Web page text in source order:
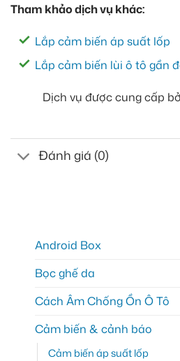
Tham khảo dịch vụ khác:
Lắp cảm biến áp suất lốp
Lắp cảm biến lùi ô tô gần
Dịch vụ được cung cấp
Đánh giá (0)
Android Box
Bọc ghế da
Cách Âm Chống Ồn Ô Tô
Cảm biến & cảnh báo
Cảm biến áp suất lốp